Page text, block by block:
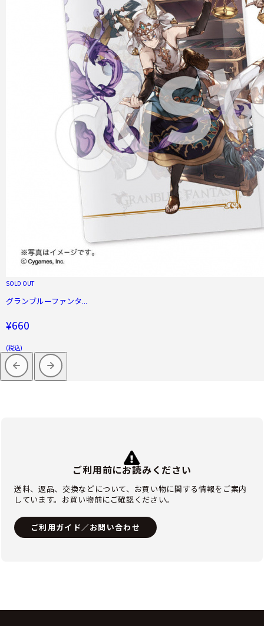
SOLD OUT
グランブルーファンタ...
¥660
(税込)
ご利用前にお読みください
送料、返品、交換などについて、お買い物に関する情報をご案内
しています。お買い物前にご確認ください。
ご利用ガイド／お問い合わせ